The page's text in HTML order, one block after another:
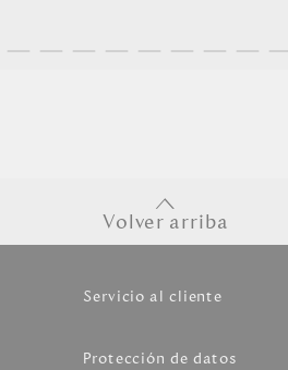
Volver arriba
Servicio al cliente
Protección de datos